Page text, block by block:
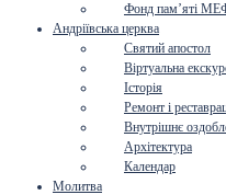
Фонд пам’яті
Андріївська церква
Святий апостол
Віртуальна
Історія
Ремонт і
Внутрішнє
Архітектура
Календар
Молитва